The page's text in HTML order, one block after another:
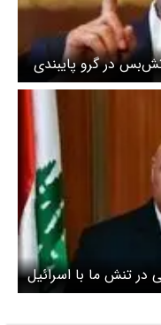
در گرو پایبندی
در تنش ما با اسرائیل